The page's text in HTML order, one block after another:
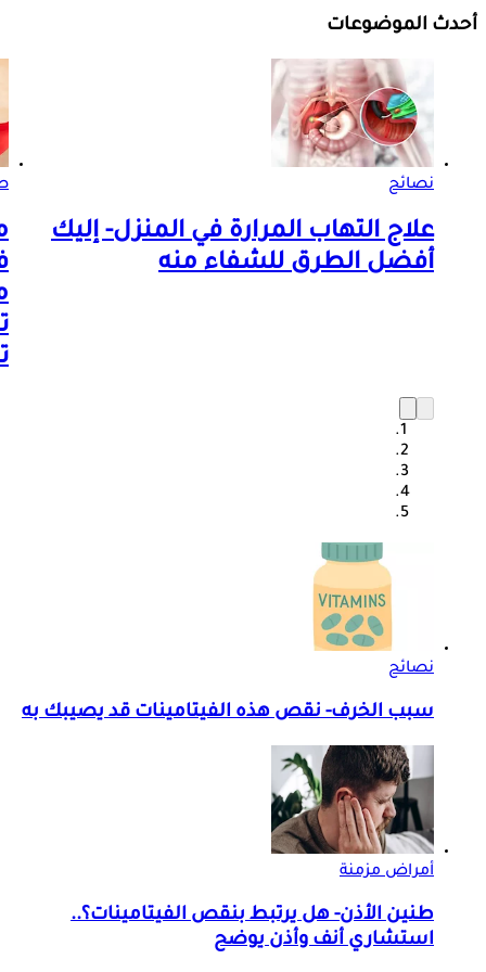
أحدث الموضوعات
نصائح
علاج التهاب المرارة في المنزل- إليك
أفضل الطرق للشفاء منه
نصائح
سبب الخرف- نقص هذه الفيتامينات قد يصيبك به
أمراض مزمنة
طنين الأذن- هل يرتبط بنقص الفيتامينات؟..
استشاري أنف وأذن يوضح